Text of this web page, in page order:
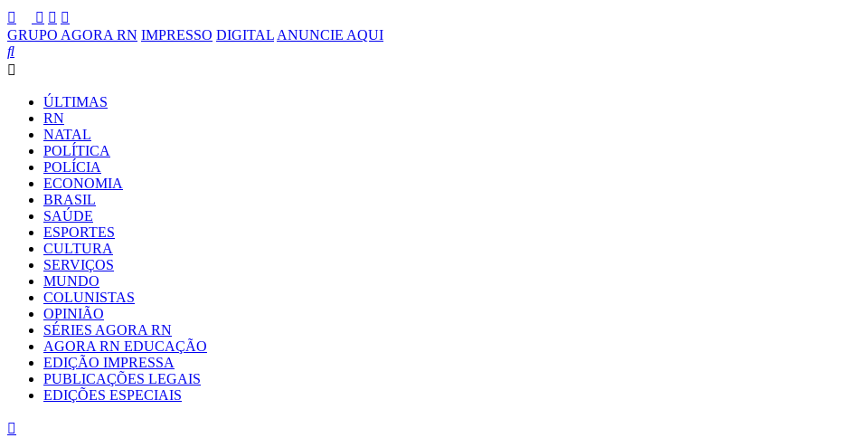
GRUPO AGORA RN IMPRESSO DIGITAL ANUNCIE AQUI
ÚLTIMAS
RN
NATAL
POLÍTICA
POLÍCIA
ECONOMIA
BRASIL
SAÚDE
ESPORTES
CULTURA
SERVIÇOS
MUNDO
COLUNISTAS
OPINIÃO
SÉRIES AGORA RN
AGORA RN EDUCAÇÃO
EDIÇÃO IMPRESSA
PUBLICAÇÕES LEGAIS
EDIÇÕES ESPECIAIS